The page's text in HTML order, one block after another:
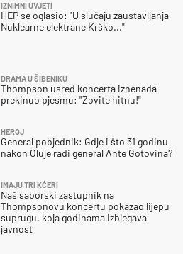
IZNIMNI UVJETI
HEP se oglasio: "U slučaju zaustavljanja
Nuklearne elektrane Krško..."
DRAMA U ŠIBENIKU
Thompson usred koncerta iznenada
prekinuo pjesmu: "Zovite hitnu!"
HEROJ
General pobjednik: Gdje i što 31 godinu
nakon Oluje radi general Ante Gotovina?
IMAJU TRI KĆERI
Naš saborski zastupnik na
Thompsonovu koncertu pokazao lijepu
suprugu, koja godinama izbjegava
javnost